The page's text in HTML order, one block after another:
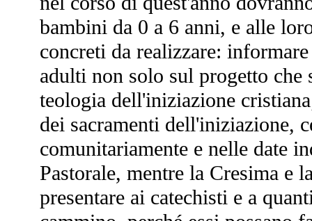
bambini da 0 a 6 anni, e alle
concreti da realizzare:
adulti non solo sul progetto che
teologia dell'iniziazione
dei sacramenti dell'iniziazione,
comunitariamente e nelle date
Pastorale, mentre la Cresima e
presentare ai catechisti e a